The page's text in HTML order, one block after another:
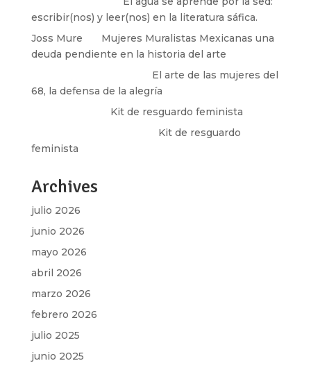
escribir(nos) y leer(nos) en la literatura sáfica.
Joss Mure
Mujeres Muralistas Mexicanas una
deuda pendiente en la historia del arte
El arte de las mujeres del
68, la defensa de la alegría
Kit de resguardo feminista
Kit de resguardo
feminista
Archives
julio 2026
junio 2026
mayo 2026
abril 2026
marzo 2026
febrero 2026
julio 2025
junio 2025